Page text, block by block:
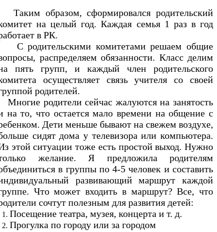
образом, сформировался родительский
на целый год. Каждая семья 1 раз в год
в РК.
родительскими комитетами решаем общие
распределяем обязанности. Класс делим
пять групп, и каждый член родительского
осуществляет связь учителя со своей
родителей.
родители сейчас жалуются на занятость
на то, что остается мало времени на общение с
Дети меньше бывают на свежем воздухе,
сидят дома у телевизора или компьютера.
этой ситуации тоже есть простой выход. Нужно
желание. Я предложила родителям
в группы по 4-5 человек и составить
развивающий маршрут каждой
Что может входить в маршрут? Все, что
сочтут полезным для развития детей:
Посещение театра, музея, концерта и т. д.
Прогулка по городу или за городом